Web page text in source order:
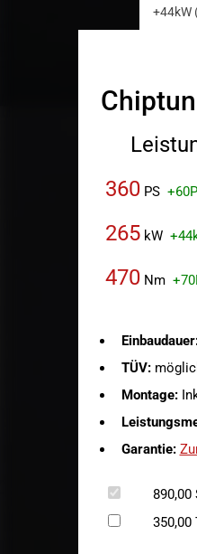
+44kW
360 PS
265 kW
470 Nm
TÜV:
Montage:
Garantie:
890,00
350,00